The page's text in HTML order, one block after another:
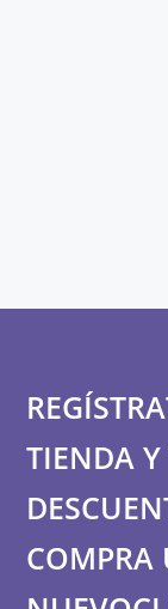
TIENDA
COMPRA